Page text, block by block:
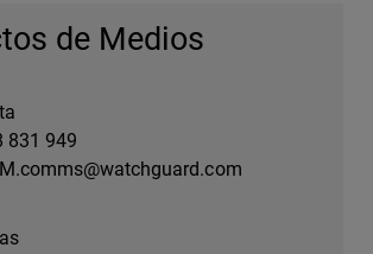
de Medios
831 949